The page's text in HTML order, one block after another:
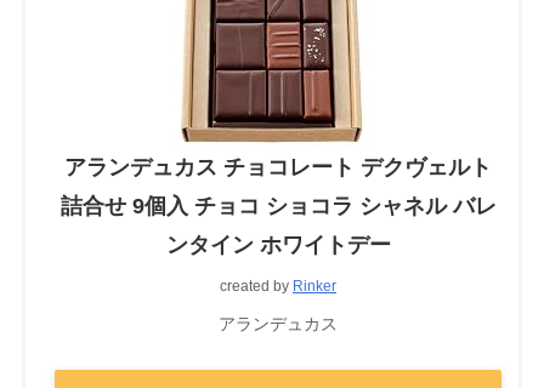
アランデュカス チョコレート デクヴェルト
詰合せ 9個入 チョコ ショコラ シャネル バレ
ンタイン ホワイトデー
created by Rinker
アランデュカス